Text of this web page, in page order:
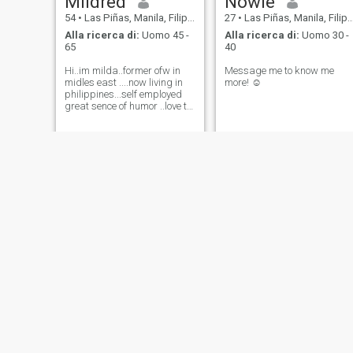
54 • Las Piñas, Manila, Filippine
Alla ricerca di: Uomo 45 -
65
Hi..im milda..former ofw in
midles east ....now living in
philippines...self employed
great sence of humor ..love to
27 • Las Piñas, Manila, Filippine
Alla ricerca di: Uomo 30 -
40
Message me to know me
more! ☺️